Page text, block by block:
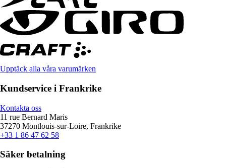
Upptäck alla våra varumärken
Kundservice i Frankrike
Kontakta oss
11 rue Bernard Maris
37270 Montlouis-sur-Loire, Frankrike
+33 1 86 47 62 58
Säker betalning